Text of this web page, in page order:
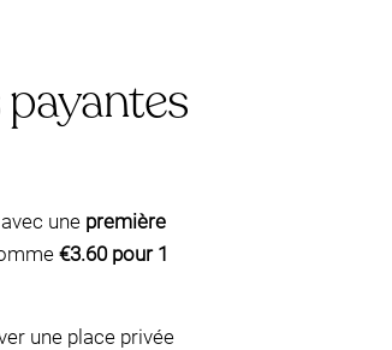
avec une première
€3.60 pour 1
une place privée